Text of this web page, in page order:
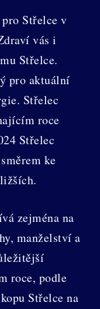
Střelce v
vás i
Střelce.
pro aktuální
Střelec
roce
Střelec
ke
zejména na
manželství a
roce, podle
Střelce na